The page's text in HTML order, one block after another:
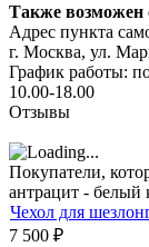
Также возможен
Адрес пункта
г. Москва, ул.
График работы:
10.00-18.00
Отзывы
Покупатели,
антрацит - белый
Чехол для
7 500 ₽